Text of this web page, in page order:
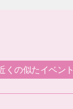
くの似たイベント